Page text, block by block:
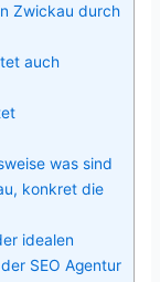
Zwickau durch
auch
was sind
konkret die
idealen
SEO Agentur